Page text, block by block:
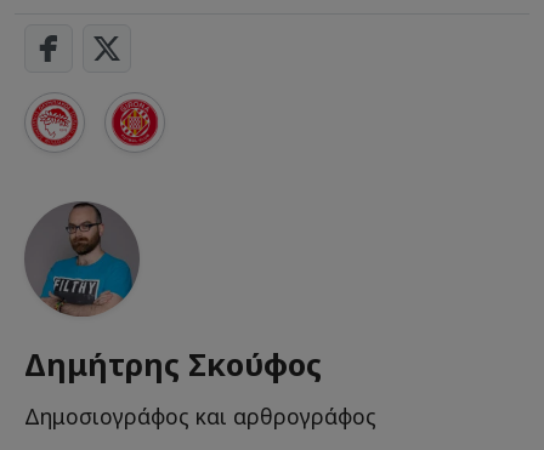
Δημήτρης Σκούφος
Δημοσιογράφος και αρθρογράφος